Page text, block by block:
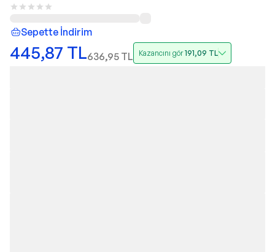
Sepette İndirim
445,87 TL636,95 TL Kazancını gör191,09 TL